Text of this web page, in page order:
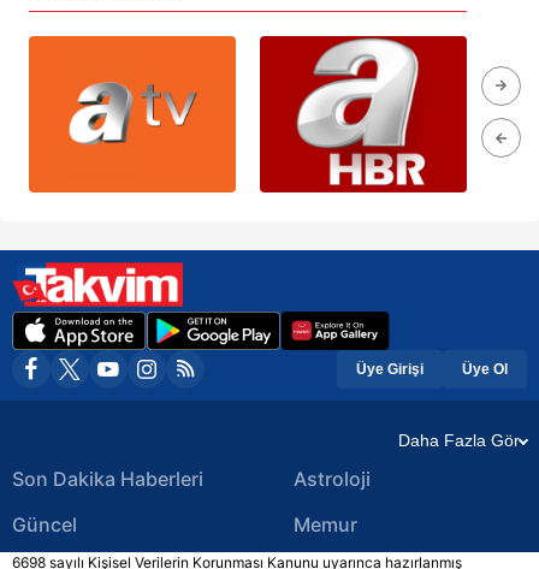
Üye Girişi Üye Ol
Daha Fazla Gör
Son Dakika Haberleri
Güncel
Astroloji
Memur
6698 sayılı Kişisel Verilerin Korunması Kanunu uyarınca hazırlanmış